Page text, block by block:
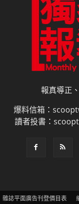
報真導正
爆料信箱：
讀者投書：
雜誌平面廣告刊登價目表